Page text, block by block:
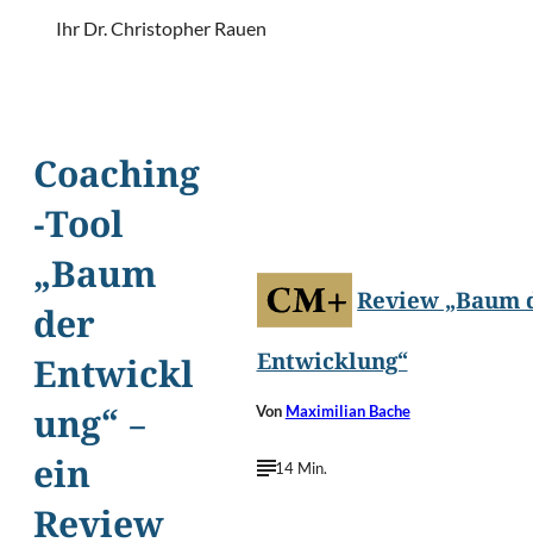
Ihr Dr. Christopher Rauen
Coaching
-Tool
„Baum
der
Entwickl
ung“ –
ein
Review
Review „Baum
Entwicklung“
Von Maximilian Bache
14 Min.